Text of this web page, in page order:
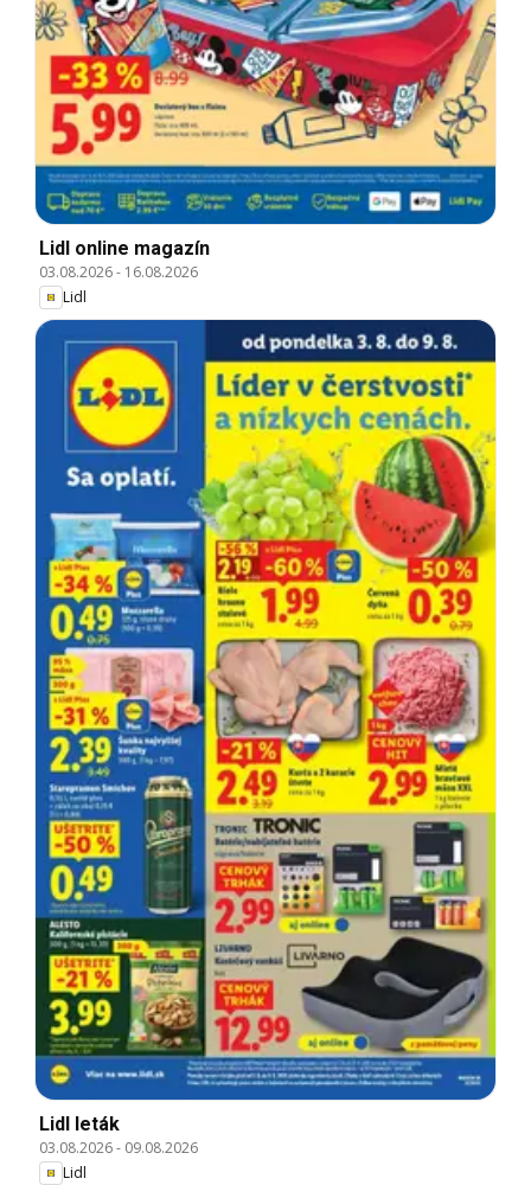
Lidl online magazín
03.08.2026- 16.08.2026
Lidl
Lidl leták
03.08.2026- 09.08.2026
Lidl